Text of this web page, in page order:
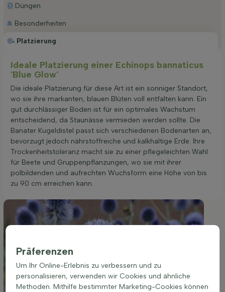
Platzierung
Düngen
Besonderheiten
Ideale Platzierung einer Echinops bannaticus
'Blue Glow'
Die ideale Platzierung für diese Art ist ein sonniger Standort,
wo sie ihre markanten, blauen Blüten voll entfalten kann. Ein
gut durchlässiger Boden ist für ein optimales Wachstum
entscheidend, da Staunässe vermieden werden sollte. Die
Banater Kugeldistel passt sich verschiedenen Bodenarten an,
bevorzugt jedoch nährstoffreiche und kalkhaltige Erde. Ihre
Trockenheitstoleranz macht sie zu einer pflegeleichten Wahl
für Beete und Gruppenpflanzungen, wo sie mit ihrer
polbildenden und aufrechten Wuchsform eine Höhe von bis
zu 90 cm erreichen kann.
Präferenzen
Um Ihr Online-Erlebnis zu verbessern und zu
personalisieren, verwenden wir Cookies und ähnliche
Methoden. Mithilfe bestimmter Marketing-Cookies können